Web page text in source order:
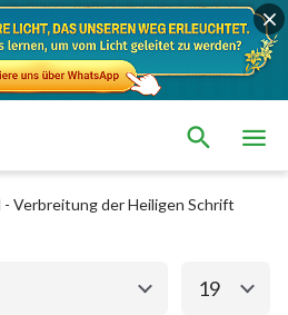
- Verbreitung der Heiligen Schrift
Das neue Testament
2. Mose
19